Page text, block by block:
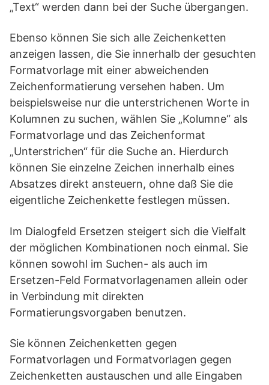
„Text“ werden dann bei der Suche übergangen.
Ebenso können Sie sich alle Zeichenketten
anzeigen lassen, die Sie innerhalb der gesuchten
Formatvorlage mit einer abweichenden
Zeichenformatierung versehen haben. Um
beispielsweise nur die unterstrichenen Worte in
Kolumnen zu suchen, wählen Sie „Kolumne“ als
Formatvorlage und das Zeichenformat
„Unterstrichen“ für die Suche an. Hierdurch
können Sie einzelne Zeichen innerhalb eines
Absatzes direkt ansteuern, ohne daß Sie die
eigentliche Zeichenkette festlegen müssen.
Im Dialogfeld Ersetzen steigert sich die Vielfalt
der möglichen Kombinationen noch einmal. Sie
können sowohl im Suchen- als auch im
Ersetzen-Feld Formatvorlagenamen allein oder
in Verbindung mit direkten
Formatierungsvorgaben benutzen.
Sie können Zeichenketten gegen
Formatvorlagen und Formatvorlagen gegen
Zeichenketten austauschen und alle Eingaben